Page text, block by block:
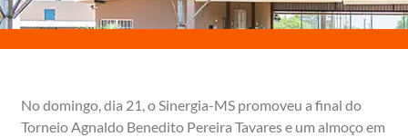
No domingo, dia 21, o Sinergia-MS promoveu a final do
Torneio Agnaldo Benedito Pereira Tavares e um almoço em